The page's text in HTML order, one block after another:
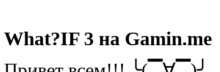
What?IF 3 на Gamin.me